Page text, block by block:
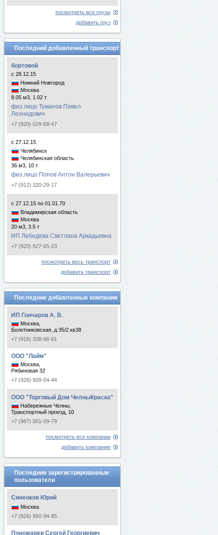
посмотреть все грузы
добавить груз
Последний добавленный транспорт
бортовой
с 28.12.15
Нижний Новгород
Москва
8.05 м3, 1.02 т
физ.лицо Туманов Павел
Леонидович
+7 (920) 029-69-47
с 27.12.15
Челябинск
Челябинская область
36 м3, 10 т
физ.лицо Попов Антон Валерьевич
+7 (912) 320-29-17
с 27.12.15 по 01.01.70
Владимирская область
Москва
20 м3, 3.5 т
ИП Лебедева Светлана Аркадьевна
+7 (920) 627-65-23
посмотреть весь транспорт
добавить транспорт
Последние добавленные компании
ИП Гончаров А. В.
Москва,
Болотниковская, д 35/2 кв38
+7 (916) 338-66-61
ООО "Лайм"
Москва,
Рябиновая 32
+7 (926) 928-04-44
ООО "Торговый Дом ЧелныКраска"
Набережные Челны,
Транспортный проезд, 10
+7 (987) 001-09-79
посмотреть все компании
добавить компанию
Последние зарегистрированные
пользователи
Синеоков Юрий
Москва
+7 (926) 950-94-85
Пономарев Сергей Георгиевич